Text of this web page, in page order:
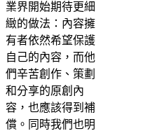
業界開始期待更細
緻的做法：內容擁
有者依然希望保護
自己的內容，而他
們辛苦創作、策劃
和分享的原創內
容，也應該得到補
償。同時我們也明